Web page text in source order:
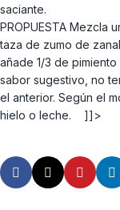
saciante.
PROPUESTA Mezcla
taza de zumo de
añade 1/3 de
sabor sugestivo, no
el anterior. Según el
hielo o leche. ]]>